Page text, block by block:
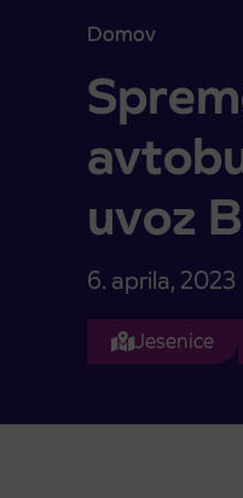
Domov
Spremenjeno
uvoz
6. aprila, 2023
Jesenice